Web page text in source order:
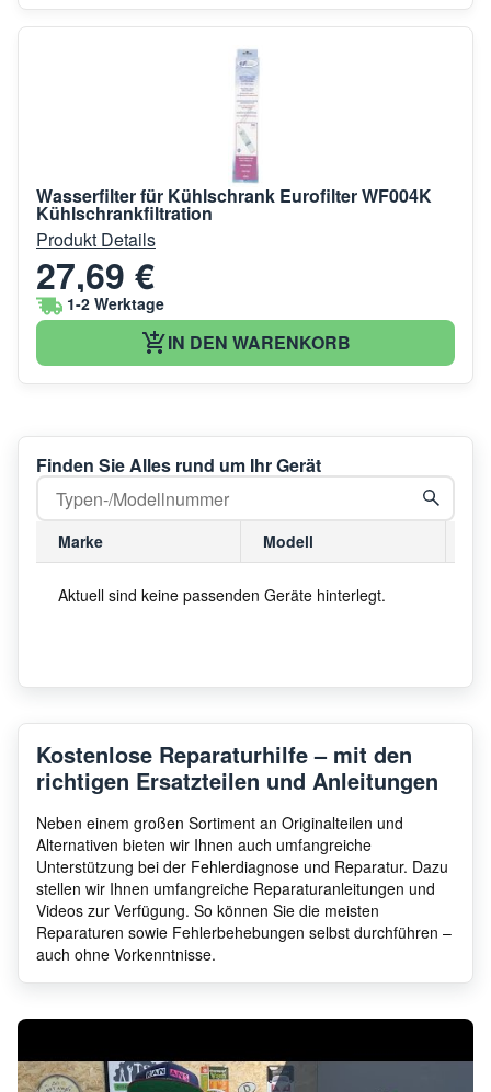
Wasserfilter für Kühlschrank Eurofilter WF004K
Kühlschrankfiltration
Produkt Details
27,69 €
1-2 Werktage
IN DEN WARENKORB
Finden Sie Alles rund um Ihr Gerät
Marke Modell
Aktuell sind keine passenden Geräte hinterlegt.
Kostenlose Reparaturhilfe – mit den
richtigen Ersatzteilen und Anleitungen
Neben einem großen Sortiment an Originalteilen und
Alternativen bieten wir Ihnen auch umfangreiche
Unterstützung bei der Fehlerdiagnose und Reparatur. Dazu
stellen wir Ihnen umfangreiche Reparaturanleitungen und
Videos zur Verfügung. So können Sie die meisten
Reparaturen sowie Fehlerbehebungen selbst durchführen –
auch ohne Vorkenntnisse.